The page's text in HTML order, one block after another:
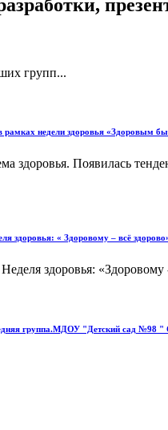
групп...
недели здоровья «Здоровым
здоровья. Появилась
здоровья: « Здоровому – всё
здоровья:
группа.МДОУ "Детский сад №98 "